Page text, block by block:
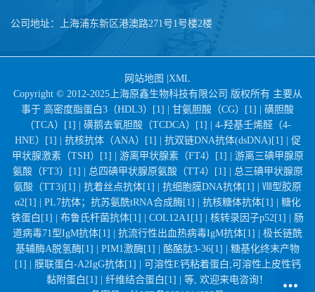
公司地址：上海浦东新区港澳路271号1号楼2楼
网站地图 |XML
Copyright © 2012-2025上海原鑫生物科技有限公司 版权所有 主要从
事于 高密度脂蛋白3（HDL3）[1] | 甘氨胆酸（CG）[1] | 磺胆酸
（TCA）[1] | 磺鹅去氧胆酸（TCDCA）[1] | 4-羟基壬烯醛（4-
HNE）[1] | 抗核抗体（ANA）[1] | 抗双链DNA抗体(dsDNA)[1] | 促
甲状腺激素（TSH）[1] | 游离甲状腺素（FT4）[1] | 游离三碘甲腺原
氨酸（FT3）[1] | 总四碘甲状腺原氨酸（TT4）[1] | 总三碘甲状腺原
氨酸（TT3)[1] | 抗着丝点抗体[1] | 抗细胞膜DNA抗体[1] | Ⅷ型胶原
α2[1] | PL7抗体；抗苏氨酰tRNA合成酶[1] | 抗核糖体抗体[1] | 糖化
铁蛋白[1] | 布鲁氏杆菌抗体[1] | COL12A1[1] | 核转录因子p52[1] | 肠
道病毒71型IgM抗体[1] | 抗流行性出血热病毒IgM抗体[1] | 极长链酰
基辅酶A脱氢酶[1] | PIM1激酶[1] | 酪酪肽3-36[1] | 糖基化终末产物
[1] | 膜联蛋白-A2IgG抗体[1] | 可溶性E钙粘着蛋白;可溶性上皮性钙
黏附蛋白[1] | 纤维结合蛋白[1] | 等, 欢迎来电咨询！